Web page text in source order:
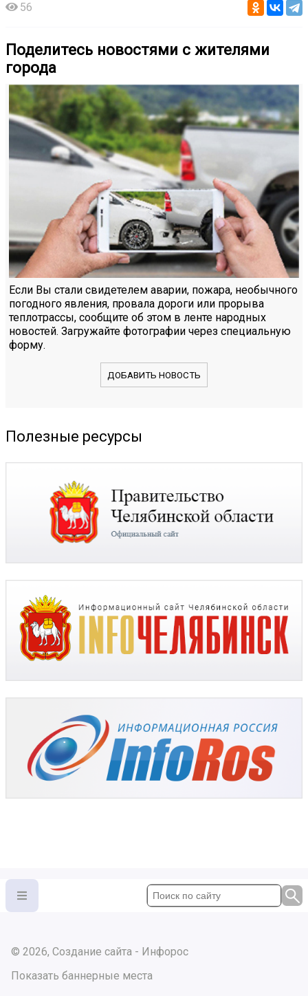
56
Поделитесь новостями с жителями
города
Если Вы стали свидетелем аварии, пожара, необычного
погодного явления, провала дороги или прорыва
теплотрассы, сообщите об этом в ленте народных
новостей. Загружайте фотографии через специальную
форму.
ДОБАВИТЬ НОВОСТЬ
Полезные ресурсы
© 2026, Создание сайта - Инфорос
Показать баннерные места